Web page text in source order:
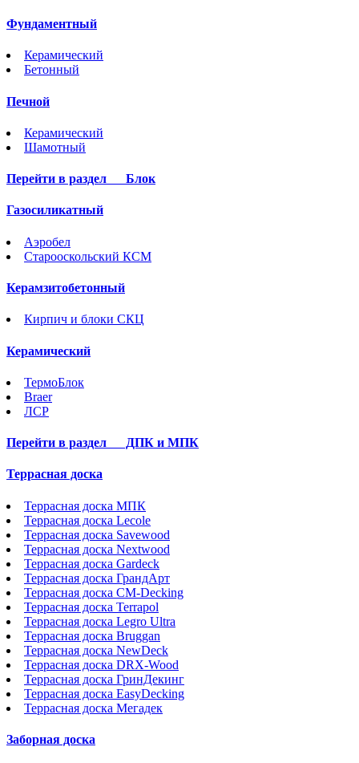
Фундаментный
Керамический
Бетонный
Печной
Керамический
Шамотный
Перейти в раздел Блок
Газосиликатный
Аэробел
Старооскольский КСМ
Керамзитобетонный
Кирпич и блоки СКЦ
Керамический
ТермоБлок
Braer
ЛСР
Перейти в раздел ДПК и МПК
Террасная доска
Террасная доска МПК
Террасная доска Lecole
Террасная доска Savewood
Террасная доска Nextwood
Террасная доска Gardeck
Террасная доска ГрандАрт
Террасная доска CM-Decking
Террасная доска Terrapol
Террасная доска Legro Ultra
Террасная доска Bruggan
Террасная доска NewDeck
Террасная доска DRX-Wood
Террасная доска ГринДекинг
Террасная доска EasyDecking
Террасная доска Мегадек
Заборная доска